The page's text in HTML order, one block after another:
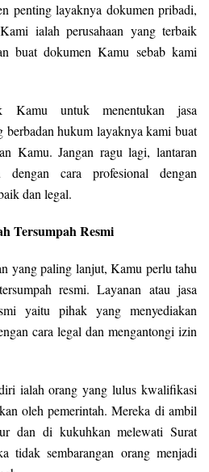
penting layaknya dokumen pribadi,
ialah perusahaan yang terbaik
buat dokumen Kamu sebab kami
Kamu untuk menentukan jasa
berbadan hukum layaknya kami buat
Kamu. Jangan ragu lagi, lantaran
cara profesional dengan
dan legal.
Tersumpah Resmi
yang paling lanjut, Kamu perlu tahu
resmi. Layanan atau jasa
yaitu pihak yang menyediakan
cara legal dan mengantongi izin
ialah orang yang lulus kwalifikasi
oleh pemerintah. Mereka di ambil
dan di kukuhkan melewati Surat
tidak sembarangan orang menjadi